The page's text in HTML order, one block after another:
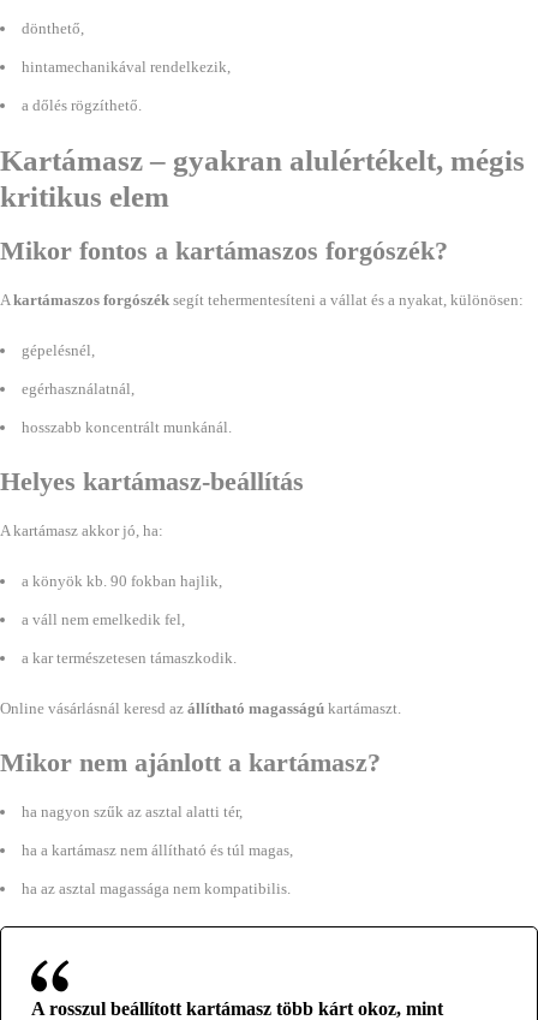
dönthető,
hintamechanikával rendelkezik,
a dőlés rögzíthető.
Kartámasz – gyakran alulértékelt, mégis
kritikus elem
Mikor fontos a kartámaszos forgószék?
A kartámaszos forgószék segít tehermentesíteni a vállat és a nyakat, különösen:
gépelésnél,
egérhasználatnál,
hosszabb koncentrált munkánál.
Helyes kartámasz-beállítás
A kartámasz akkor jó, ha:
a könyök kb. 90 fokban hajlik,
a váll nem emelkedik fel,
a kar természetesen támaszkodik.
Online vásárlásnál keresd az állítható magasságú kartámaszt.
Mikor nem ajánlott a kartámasz?
ha nagyon szűk az asztal alatti tér,
ha a kartámasz nem állítható és túl magas,
ha az asztal magassága nem kompatibilis.
A rosszul beállított kartámasz több kárt okoz, mint